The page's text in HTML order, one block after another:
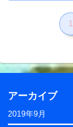
1
アーカイブ
2019年9月